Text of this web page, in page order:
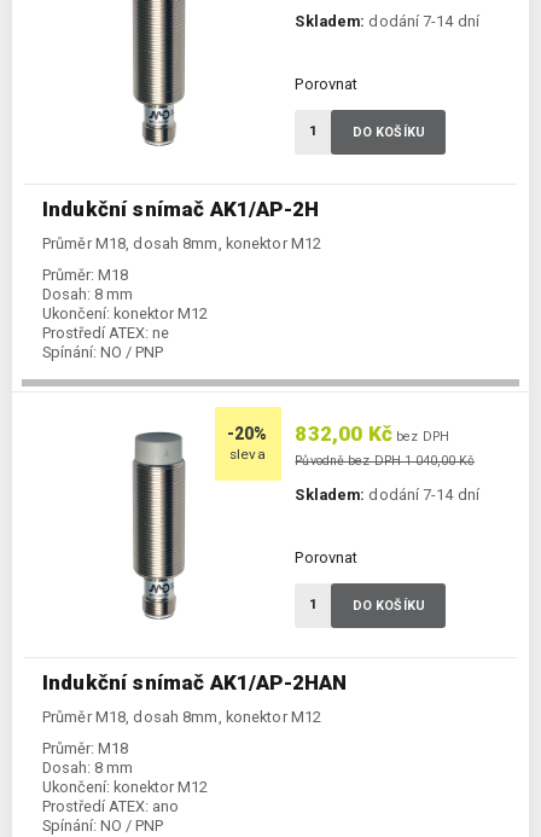
Indukční snímač AK1/AP-2H
Průměr M18, dosah 8mm, konektor M12
Průměr: M18
Dosah: 8 mm
Ukončení: konektor M12
Prostředí ATEX: ne
Spínání: NO / PNP
Skladem: dodání 7-14 dní
Porovnat
DO KOŠÍKU
-20%
sleva
Indukční snímač AK1/AP-2HAN
Průměr M18, dosah 8mm, konektor M12
Průměr: M18
Dosah: 8 mm
Ukončení: konektor M12
Prostředí ATEX: ano
Spínání: NO / PNP
832,00 Kč bez DPH
Původně bez DPH 1 040,00 Kč
Skladem: dodání 7-14 dní
Porovnat
DO KOŠÍKU